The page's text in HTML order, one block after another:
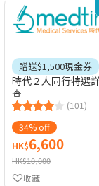
贈送$1,500現金券
時代２人同行特選
查
(101)
34% off
HK$6,600
HK$10,000
收藏